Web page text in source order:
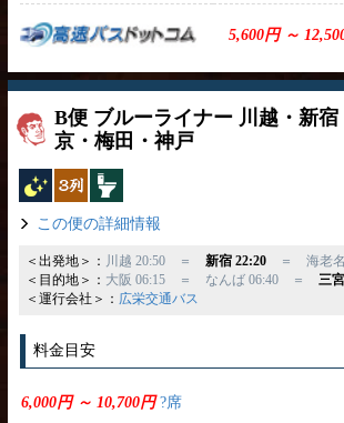
5,600円 ～
B便 ブルーライナー 川越・新
京・梅田・神戸
夜行バス独立3列
この便の詳細情報
＜出発地＞： 川越 20:50 ＝ 新宿 22:20＝ 海老名
＜目的地＞： 大阪 06:15 ＝ なんば 06:40 ＝ 三
＜運行会社＞： 広栄交通バス
料金目安
6,000円 ～ 10,700円?席